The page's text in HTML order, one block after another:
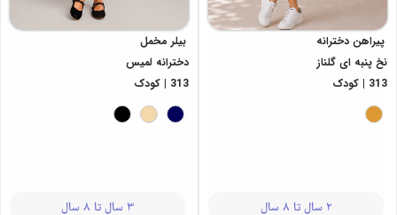
پیراهن دخترانه
نخ پنبه ای گلناز
313 | کودک
2 سال تا 8 سال
بیلر مخمل
دخترانه لمیس
313 | کودک
3 سال تا 8 سال